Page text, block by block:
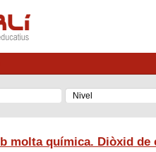
molta química. Diòxid de